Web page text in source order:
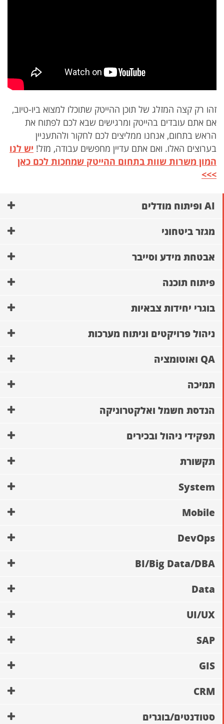
זהו רק קצה המזלג של תוכן ההייטק שתוכלו למצוא ביו-טיוב,
אם אתם עובדים בהייטק ומרגישים שבא לכם לפתוח את
הראש בתחום, אנחנו ממליצים לכם לחקור ולהתעניין
בערוצים האלו. ואם אתם עדיין מחפשים עבודה, מזל! יש לנו
המון משרות שוות בתחום ההייטק שמחכות לכם כאן
>>>
AI ופיתוח מודלים
מגזר ביטחוני
אבטחת מידע וסייבר
פיתוח תוכנה
בוגרי יחידות צבאיות
ניהול פרויקטים וניתוח מערכות
QA ואוטומציה
תמיכה
הנדסת חשמל ואלקטרוניקה
תפקידי ניהול ובכירים
תקשורת
System
Mobile
DevOps
BI/Big Data/DBA
Data
UI/UX
SAP
GIS
CRM
סטודנטים/בוגרים